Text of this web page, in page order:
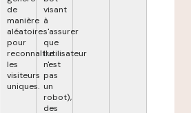
de
manière
aléatoire
pour
reconnaître
les
visiteurs
uniques.
visant
à
s'assurer
que
l'utilisateur
n'est
pas
un
robot),
des